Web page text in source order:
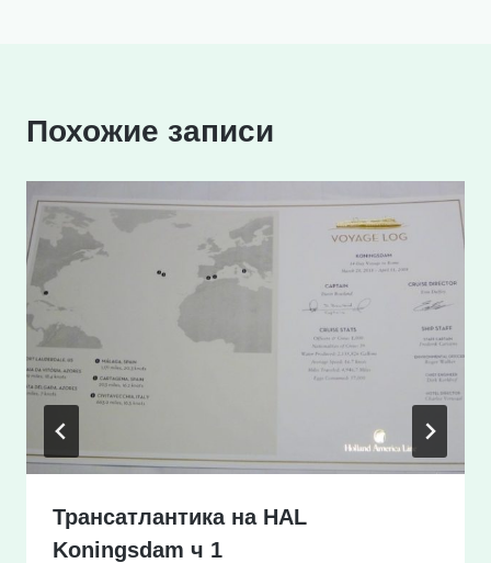
Похожие записи
Трансатлантика на HAL
Koningsdam ч 1